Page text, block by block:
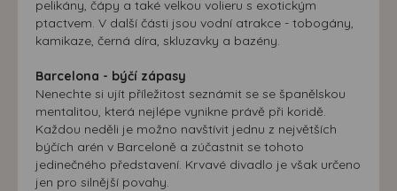
pelikány, čápy a také velkou volieru s exotickým
ptactvem. V další části jsou vodní atrakce - tobogány,
kamikaze, černá díra, skluzavky a bazény.
Barcelona - býčí zápasy
Nenechte si ujít příležitost seznámit se se španělskou
mentalitou, která nejlépe vynikne právě při koridě.
Každou neděli je možno navštívit jednu z největších
býčích arén v Barceloně a zúčastnit se tohoto
jedinečného představení. Krvavé divadlo je však určeno
jen pro silnější povahy.